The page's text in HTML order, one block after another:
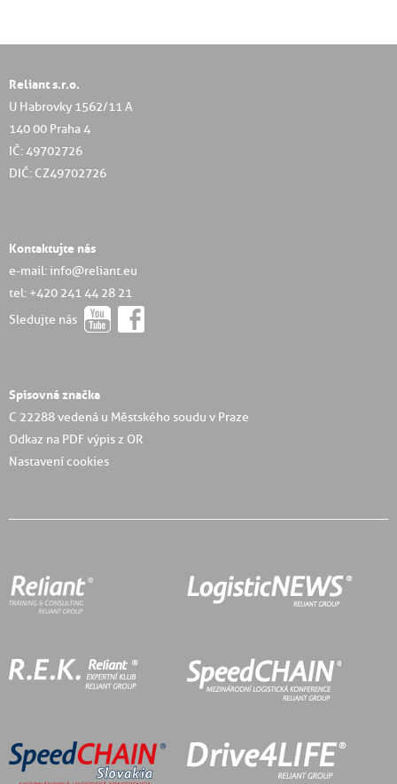
Reliant s.r.o.
U Habrovky 1562/11 A
140 00 Praha 4
IČ: 49702726
DIČ: CZ49702726
Kontaktujte nás
e-mail: info@reliant.eu
tel: +420 241 44 28 21
Sledujte nás
Spisovná značka
C 22288 vedená u Městského soudu v Praze
Odkaz na PDF výpis z OR
Nastavení cookies